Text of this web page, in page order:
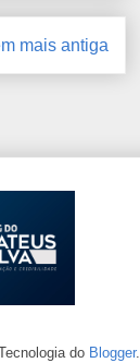
mais antiga
do Blogger.